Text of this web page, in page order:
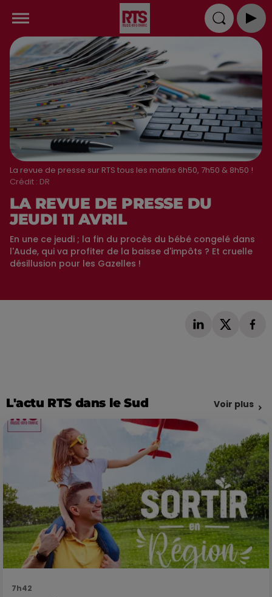
La revue de presse sur RTS tous les matins 6h50, 7h50 & 8h50 !
Crédit : DR
LA REVUE DE PRESSE DU
JEUDI 11 AVRIL
En une ce jeudi ; la fin du procès du bébé congelé dans
l'Aude, qui va profiter de la baisse d'impôts ? Et cruelle
désillusion pour les Gazelles !
L'actu RTS dans le Sud Voir plus
7h42